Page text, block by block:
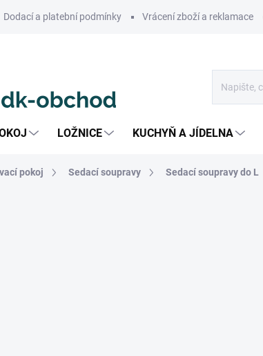
Dodací a platební podmínky Vrácení zboží a reklamace
LOŽNICE KUCHYŇ A JÍDELNA
pokoj Sedací soupravy Sedací soupravy do L